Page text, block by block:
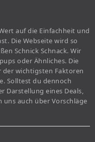
auf die Einfachheit und
Die Webseite wird so
Schnick Schnack. Wir
oder Ähnliches. Die
wichtigsten Faktoren
Solltest du dennoch
Darstellung eines Deals,
auch über Vorschläge